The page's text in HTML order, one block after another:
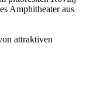
Amphitheater aus
attraktiven